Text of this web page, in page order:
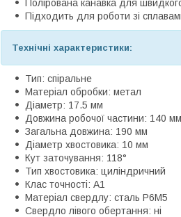
Полірована канавка для
Підходить для роботи зі
Технічні характеристики:
Тип: спіральне
Матеріал обробки: метал
Діаметр: 17.5 мм
Довжина робочої частини: 140 мм
Загальна довжина: 190 мм
Діаметр хвостовика: 10 мм
Кут заточування: 118°
Тип хвостовика: циліндричний
Клас точності: А1
Матеріал свердлу: сталь P6M5
Свердло лівого обертання: ні